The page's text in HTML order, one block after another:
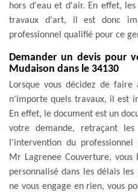
hors d'eau et d'air. En effet,
travaux d'art, il est donc
professionnel qualifié pour ce
Demander un devis pour
Mudaison dans le 34130
Lorsque vous décidez de
n'importe quels travaux, il est
En effet, le document est un
votre demande, retraçant
l'intervention du
Mr Lagrenee Couverture,
personnalisé dans les délais
ne vous engage en rien, vous